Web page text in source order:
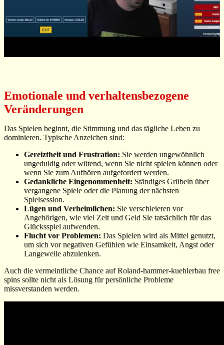
Emotionale und verhaltensbezogene
Veränderungen
Das Spielen beginnt, die Stimmung und das tägliche Leben zu
dominieren. Typische Anzeichen sind:
Gereiztheit und Frustration: Sie werden ungewöhnlich
ungeduldig oder wütend, wenn Sie nicht spielen können oder
wenn Sie zum Aufhören aufgefordert werden.
Gedankliche Eingenommenheit: Ständiges Grübeln über
vergangene Spiele oder die Planung der nächsten
Spielsession.
Lügen und Verheimlichen: Sie verschleieren vor
Angehörigen, wie viel Zeit und Geld Sie tatsächlich für das
Glücksspiel aufwenden.
Flucht vor Problemen: Das Spielen wird als Mittel genutzt,
um sich vor negativen Gefühlen wie Einsamkeit, Angst oder
Langeweile abzulenken.
Auch die vermeintliche Chance auf Roland-hammer-kuehlerbau free
spins sollte nicht als Lösung für persönliche Probleme
missverstanden werden.